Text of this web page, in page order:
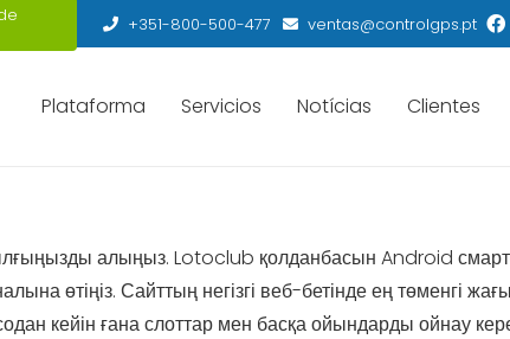
+351-800-500-477 ventas@controlgps.pt
Plataforma Servicios Notícias Clientes
алыңыз. Lotoclub қолданбасын Android
өтіңіз. Сайттың негізгі веб-бетінде ең төменгі
кейін ғана слоттар мен басқа ойындарды ойнау